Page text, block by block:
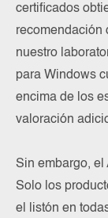
certificados
recomendación
nuestro
para Windows
encima de los
valoración
Sin embargo, el
Solo los
el listón en